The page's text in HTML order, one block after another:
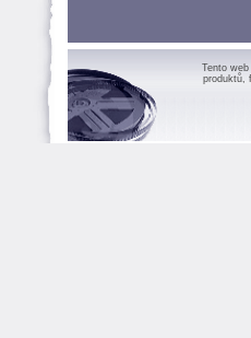
Tento
produktů,